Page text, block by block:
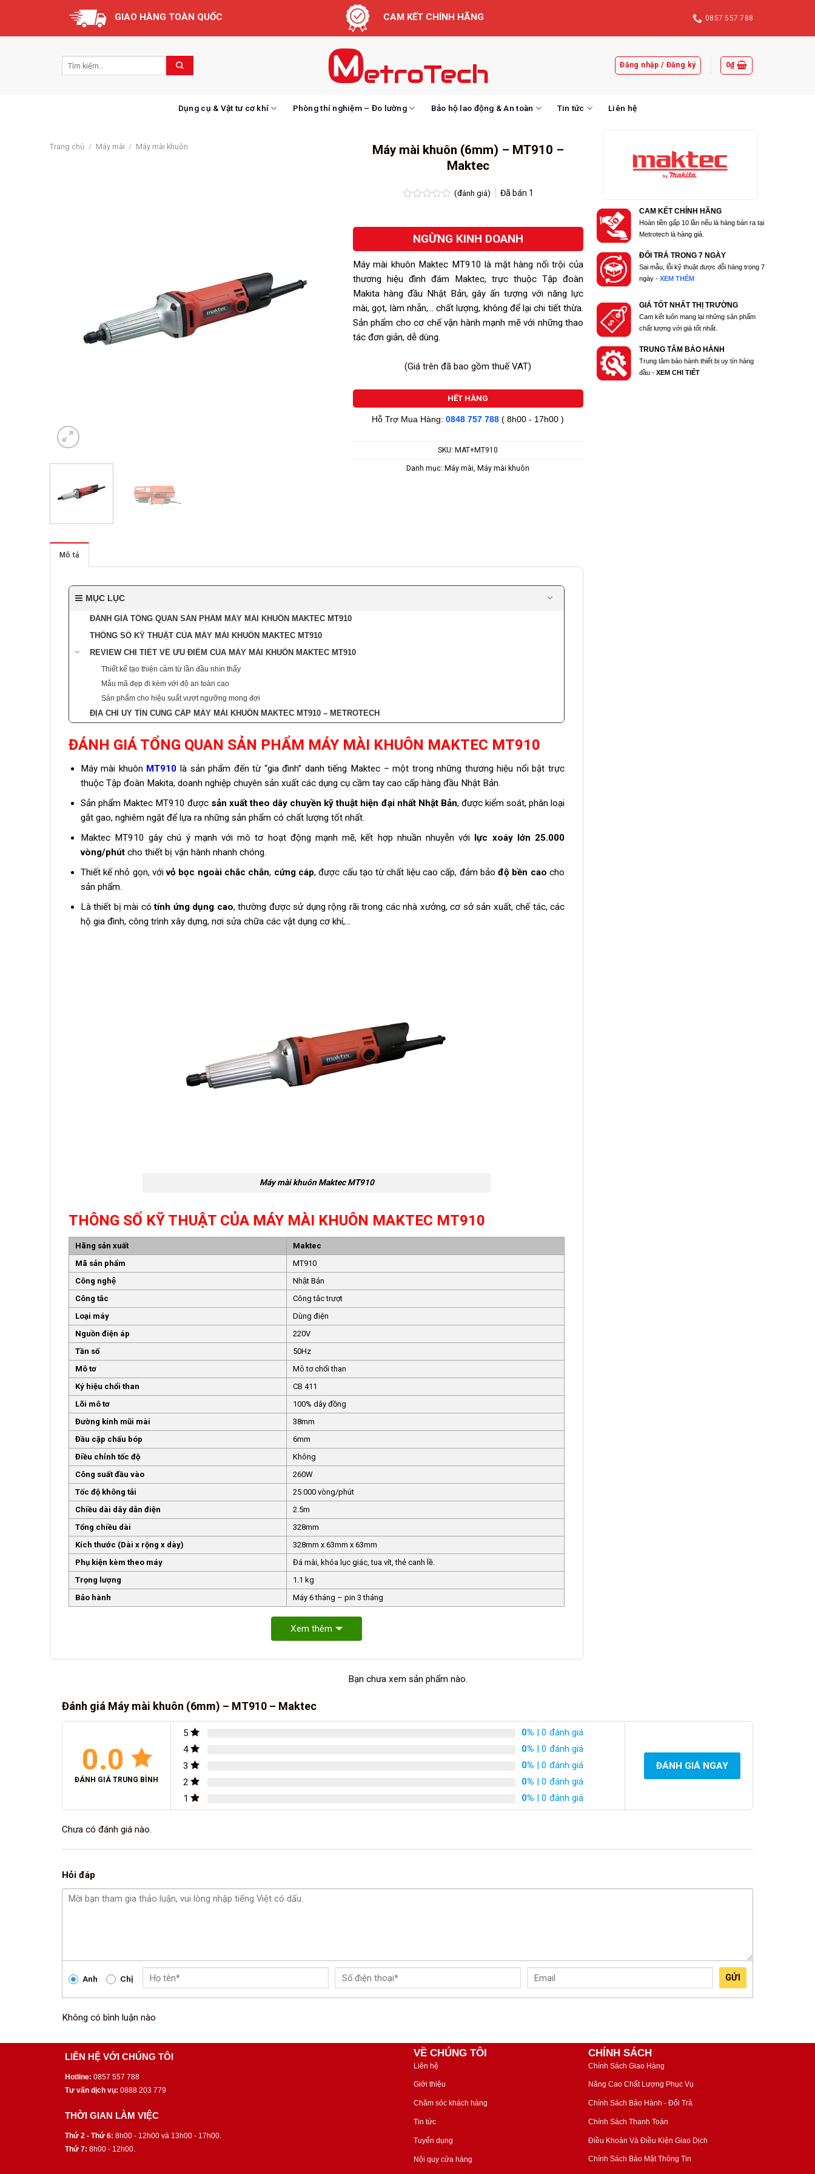
content
GIAO HÀNG TOÀN QUỐC CAM KẾT CHÍNH HÃNG 0857 557 788
Đăng nhập / Đăng ký 0₫
Dụng cụ & Vật tư cơ khí Phòng thí nghiệm – Đo lường Bảo hộ lao động & An toàn Tin tức Liên hệ
Trang chủ / Máy mài / Máy mài khuôn
Máy mài khuôn (6mm) – MT910 –
Maktec
hạng
0.0
(đánh giá) Đã bán 1
NGỪNG KINH DOANH
Máy mài khuôn Maktec MT910 là mặt hàng nổi trội của
thương hiệu đình đám Maktec, trực thuộc Tập đoàn
Makita hàng đầu Nhật Bản, gây ấn tượng với năng lực
mài, gọt, làm nhẵn,… chất lượng, không để lại chi tiết thừa.
Sản phẩm cho cơ chế vận hành mạnh mẽ với những thao
tác đơn giản, dễ dùng.
(Giá trên đã bao gồm thuế VAT)
HẾT HÀNG
Hỗ Trợ Mua Hàng:0848 757 788 ( 8h00 - 17h00 )
SKU: MAT+MT910
Danh mục: Máy mài, Máy mài khuôn
CAM KẾT CHÍNH HÃNG
Hoàn tiền gấp 10 lần nếu là hàng bán ra tại
Metrotech là hàng giả.
ĐỔI TRẢ TRONG 7 NGÀY
Sai mẫu, lỗi kỹ thuật được đỗi hàng trong 7
ngày -XEM THÊM
GIÁ TỐT NHẤT THỊ TRƯỜNG
Cam kết luôn mang lại những sản phẩm
chất lượng với giá tốt nhất.
TRUNG TÂM BẢO HÀNH
Trung tâm bảo hành thiết bị uy tín hàng
đầu - XEM CHI TIẾT
Mô tả
MỤC LỤC
ĐÁNH GIÁ TỔNG QUAN SẢN PHẨM MÁY MÀI KHUÔN MAKTEC MT910
THÔNG SỐ KỸ THUẬT CỦA MÁY MÀI KHUÔN MAKTEC MT910
REVIEW CHI TIẾT VỀ ƯU ĐIỂM CỦA MÁY MÀI KHUÔN MAKTEC MT910
Thiết kế tạo thiện cảm từ lần đầu nhìn thấy
Mẫu mã đẹp đi kèm với độ an toàn cao
Sản phẩm cho hiệu suất vượt ngưỡng mong đợi
ĐỊA CHỈ UY TÍN CUNG CẤP MÁY MÀI KHUÔN MAKTEC MT910 – METROTECH
ĐÁNH GIÁ TỔNG QUAN SẢN PHẨM MÁY MÀI KHUÔN MAKTEC MT910
Máy mài khuôn MT910 là sản phẩm đến từ “gia đình” danh tiếng Maktec – một trong những thương hiệu nổi bật trực
thuộc Tập đoàn Makita, doanh nghiệp chuyên sản xuất các dụng cụ cầm tay cao cấp hàng đầu Nhật Bản.
Sản phẩm Maktec MT910 được sản xuất theo dây chuyền kỹ thuật hiện đại nhất Nhật Bản, được kiểm soát, phân loại
gắt gao, nghiêm ngặt để lựa ra những sản phẩm có chất lượng tốt nhất.
Maktec MT910 gây chú ý mạnh với mô tơ hoạt động mạnh mẽ, kết hợp nhuần nhuyễn với lực xoáy lớn 25.000
vòng/phútcho thiết bị vận hành nhanh chóng.
Thiết kế nhỏ gọn, vớivỏ bọc ngoài chắc chắn, cứng cáp, được cấu tạo từ chất liệu cao cấp, đảm bảođộ bền cao cho
sản phẩm.
Là thiết bị mài cótính ứng dụng cao, thường được sử dụng rộng rãi trong các nhà xưởng, cơ sở sản xuất, chế tác, các
hộ gia đình, công trình xây dựng, nơi sửa chữa các vật dụng cơ khí,…
Máy mài khuôn Maktec MT910
THÔNG SỐ KỸ THUẬT CỦA MÁY MÀI KHUÔN MAKTEC MT910
Hãng sản xuất
Maktec
Mã sản phẩm
MT910
Công nghệ
Nhật Bản
Công tắc
Công tắc trượt
Loại máy
Dùng điện
Nguồn điện áp
220V
Tần số
50Hz
Mô tơ
Mô tơ chổi than
Ký hiệu chổi than
CB 411
Lõi mô tơ
100% dây đồng
Đường kính mũi mài
38mm
Đầu cặp chấu bóp
6mm
Điều chỉnh tốc độ
Không
Công suất đầu vào
260W
Tốc độ không tải
25.000 vòng/phút
Chiều dài dây dẫn điện
2.5m
Tổng chiều dài
328mm
Kích thước (Dài x rộng x dày)
328mm x 63mm x 63mm
Phụ kiện kèm theo máy
Đá mài, khóa lục giác, tua vít, thẻ canh lề.
Trọng lượng
1.1 kg
Bảo hành
Máy 6 tháng – pin 3 tháng
Xem thêm
Bạn chưa xem sản phẩm nào.
Đánh giá Máy mài khuôn (6mm) – MT910 – Maktec
0.0
ĐÁNH GIÁ TRUNG BÌNH
5 0% | 0 đánh giá
4
0% | 0 đánh giá
3
0% | 0 đánh giá
2
0% | 0 đánh giá
1
0% | 0 đánh giá
ĐÁNH GIÁ NGAY
Chưa có đánh giá nào.
Hỏi đáp
Anh Chị GỬI
Không có bình luận nào
LIÊN HỆ VỚI CHÚNG TÔI
Hotline: 0857 557 788
Tư vấn dịch vụ: 0888 203 779
THỜI GIAN LÀM VIỆC
Thứ 2 - Thứ 6: 8h00 - 12h00 và 13h00 - 17h00.
Thứ 7: 8h00 - 12h00.
VỀ CHÚNG TÔI
Liên hệ
Giới thiệu
Chăm sóc khách hàng
Tin tức
Tuyển dụng
Nội quy cửa hàng
CHÍNH SÁCH
Chính Sách Giao Hàng
Nâng Cao Chất Lượng Phục Vụ
Chính Sách Bảo Hành - Đổi Trả
Chính Sách Thanh Toán
Điều Khoản Và Điều Kiện Giao Dịch
Chính Sách Bảo Mật Thông Tin